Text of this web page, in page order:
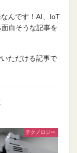
んです！AI、IoT
白そうな記事を
ただける記事で
テクノロジー